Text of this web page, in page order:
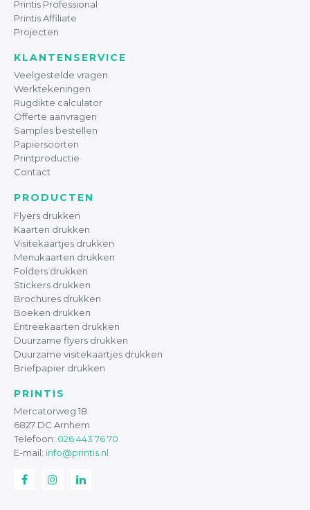
Printis Professional
Printis Affiliate
Projecten
KLANTENSERVICE
Veelgestelde vragen
Werktekeningen
Rugdikte calculator
Offerte aanvragen
Samples bestellen
Papiersoorten
Printproductie
Contact
PRODUCTEN
Flyers drukken
Kaarten drukken
Visitekaartjes drukken
Menukaarten drukken
Folders drukken
Stickers drukken
Brochures drukken
Boeken drukken
Entreekaarten drukken
Duurzame flyers drukken
Duurzame visitekaartjes drukken
Briefpapier drukken
PRINTIS
Mercatorweg 18
6827 DC Arnhem
Telefoon: 026 443 76 70
E-mail: info@printis.nl